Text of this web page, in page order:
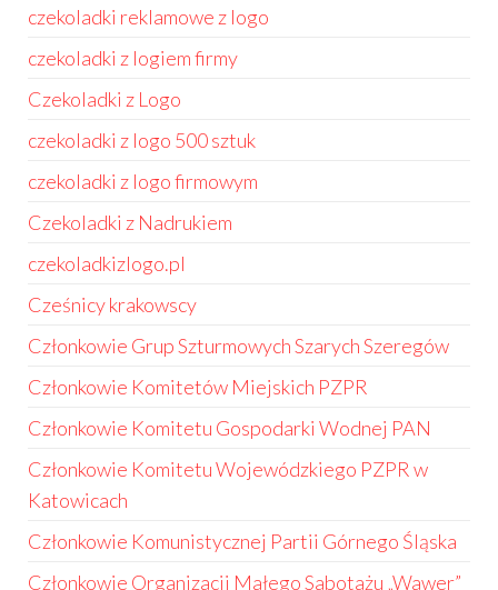
czekoladki reklamowe z logo
czekoladki z logiem firmy
Czekoladki z Logo
czekoladki z logo 500 sztuk
czekoladki z logo firmowym
Czekoladki z Nadrukiem
czekoladkizlogo.pl
Cześnicy krakowscy
Członkowie Grup Szturmowych Szarych Szeregów
Członkowie Komitetów Miejskich PZPR
Członkowie Komitetu Gospodarki Wodnej PAN
Członkowie Komitetu Wojewódzkiego PZPR w
Katowicach
Członkowie Komunistycznej Partii Górnego Śląska
Członkowie Organizacji Małego Sabotażu „Wawer”